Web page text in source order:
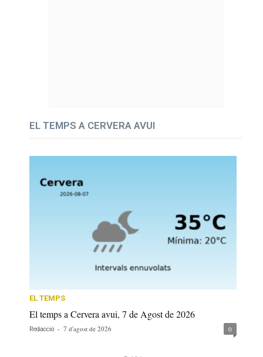
EL TEMPS A CERVERA AVUI
EL TEMPS
El temps a Cervera avui, 7 de Agost de 2026
Redacció - 7 d'agost de 2026 0